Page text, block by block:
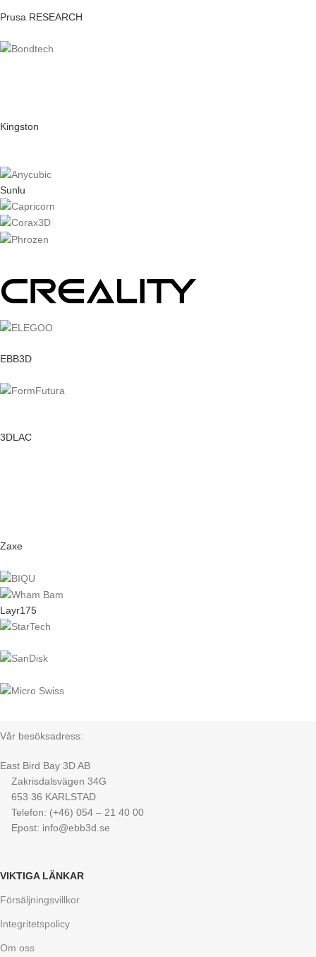
Prusa RESEARCH
Kingston
Sunlu
EBB3D
3DLAC
Zaxe
Layr175
Vår besöksadress:
East Bird Bay 3D AB
Zakrisdalsvägen 34G
653 36 KARLSTAD
Telefon: (+46) 054 – 21 40 00
Epost: info@ebb3d.se
VIKTIGA LÄNKAR
Försäljningsvillkor
Integritetspolicy
Om oss